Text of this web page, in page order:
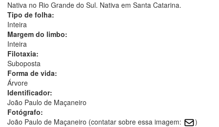
Nativa no Rio Grande do Sul. Nativa em Santa Catarina.
Tipo de folha:
Inteira
Margem do limbo:
Inteira
Filotaxia:
Suboposta
Forma de vida:
Árvore
Identificador:
João Paulo de Maçaneiro
Fotógrafo:
João Paulo de Maçaneiro (contatar sobre essa imagem:
)